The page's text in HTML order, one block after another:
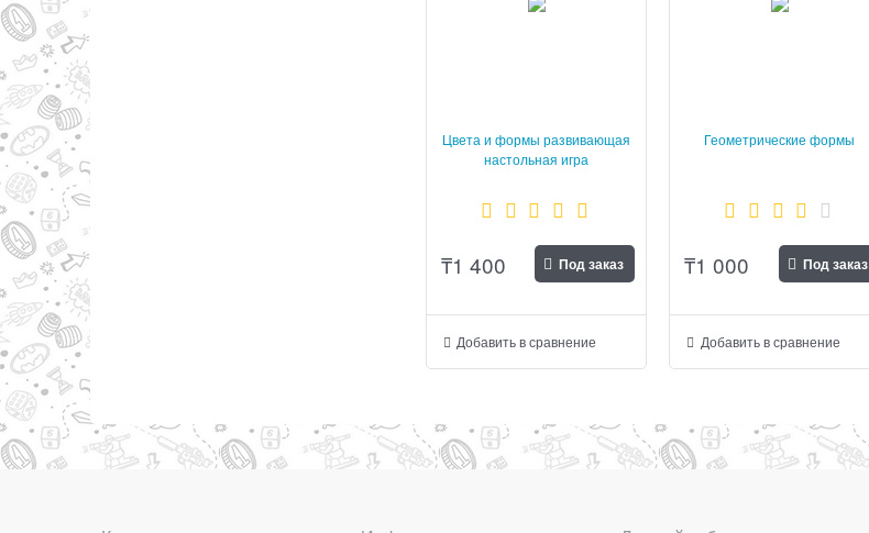
Цвета и формы развивающая
настольная игра
₸1 400 Под заказ
Добавить в сравнение
Геометрические формы
₸1 000 Под заказ
Добавить в сравнение